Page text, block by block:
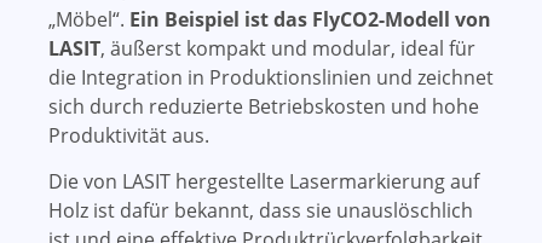
„Möbel“. Ein Beispiel ist das FlyCO2-Modell von
LASIT, äußerst kompakt und modular, ideal für
die Integration in Produktionslinien und zeichnet
sich durch reduzierte Betriebskosten und hohe
Produktivität aus.
Die von LASIT hergestellte Lasermarkierung auf
Holz ist dafür bekannt, dass sie unauslöschlich